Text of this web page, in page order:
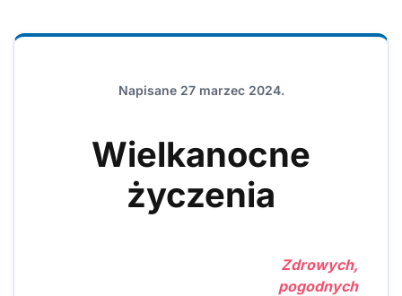
Napisane 27 marzec 2024.
Wielkanocne
życzenia
Zdrowych,
pogodnych